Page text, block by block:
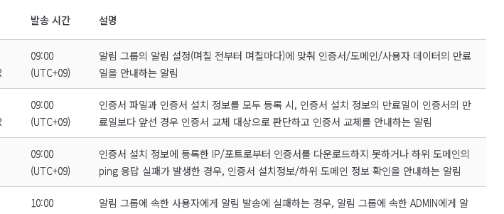
발송 시간 설명
09:00
(UTC+09)
알림 그룹의 알림 설정(며칠 전부터 며칠마다)에 맞춰 인증서/도메인/사용자 데이터의 만료
일을 안내하는 알림
09:00
(UTC+09)
인증서 파일과 인증서 설치 정보를 모두 등록 시, 인증서 설치 정보의 만료일이 인증서의 만
료일보다 앞선 경우 인증서 교체 대상으로 판단하고 인증서 교체를 안내하는 알림
09:00
(UTC+09)
인증서 설치 정보에 등록한 IP/포트로부터 인증서를 다운로드하지 못하거나 하위 도메인의
ping 응답 실패가 발생한 경우, 인증서 설치정보/하위 도메인 정보 확인을 안내하는 알림
10:00
알림 그룹에 속한 사용자에게 알림 발송에 실패하는 경우, 알림 그룹에 속한 ADMIN에게 알